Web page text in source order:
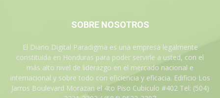
SOBRE NOSOTROS
El Diario Digital Paradigma es una empresa legalmente
constituida en Honduras para poder servirle a usted, con el
más alto nivel de liderazgo en el mercado nacional e
internacional y sobre todo con eficiencia y eficacia. Edificio Los
Jarros Boulevard Morazan el 4to Piso Cubiculo #402 Tel: (504)